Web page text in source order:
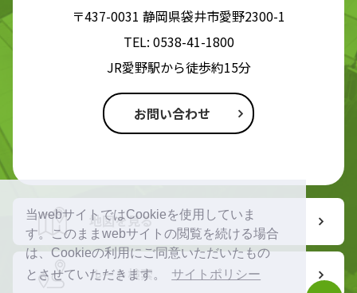
当webサイトではCookieを使用していま
す。このままwebサイトの閲覧を続ける場合
は、Cookieの利用にご同意いただいたもの
とさせていただきます。
サイトポリシー
〒437-0031 静岡県袋井市愛野2300-1
TEL: 0538-41-1800
JR愛野駅から徒歩約15分
お問い合わせ
地図を見る
ルート検索